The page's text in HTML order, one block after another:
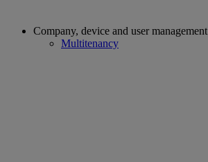
Company, device and user management
Multitenancy